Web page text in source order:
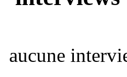
aucune